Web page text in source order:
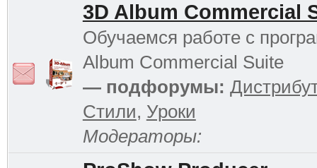
3D Album Commercial
Обучаемся работе с
Album Commercial Suite
— подфорумы:
Стили, Уроки
Модераторы: